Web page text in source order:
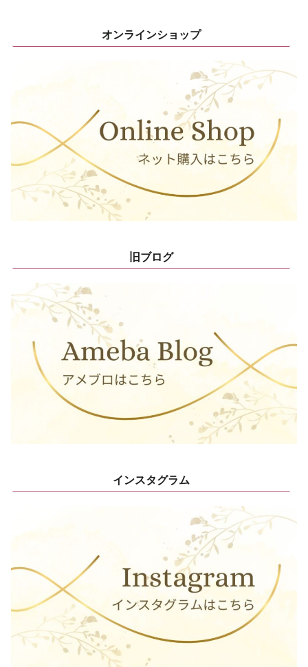
オンラインショップ
旧ブログ
インスタグラム